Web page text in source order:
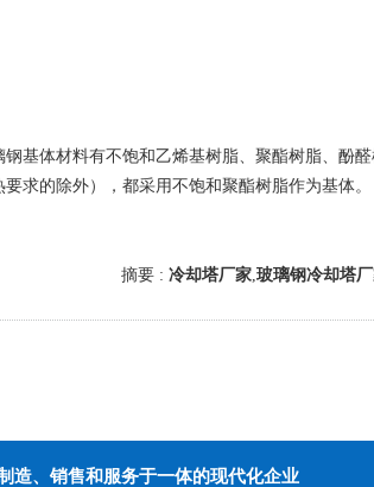
基体材料有不饱和乙烯基树脂、聚酯树脂、酚
求的除外），都采用不饱和聚酯树脂作为基体。
摘要 : 冷却塔厂家,玻璃钢冷却塔
、销售和服务于一体的现代化企业